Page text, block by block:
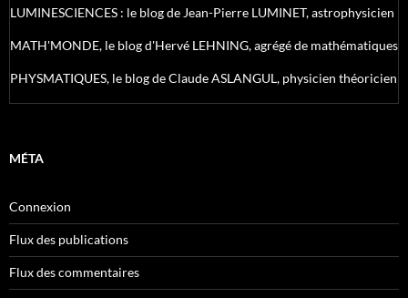
LUMINESCIENCES : le blog de Jean-Pierre LUMINET, astrophysicien
MATH'MONDE, le blog d'Hervé LEHNING, agrégé de mathématiques
PHYSMATIQUES, le blog de Claude ASLANGUL, physicien théoricien
MÉTA
Connexion
Flux des publications
Flux des commentaires